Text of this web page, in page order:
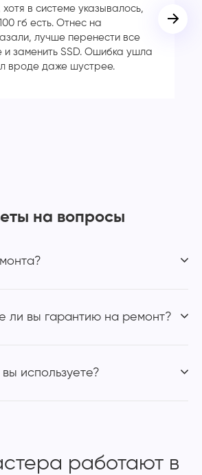
в системе указывалось,
гб есть. Отнес на
лучше перенести все
заменить SSD. Ошибка ушла
вроде даже шустрее.
на вопросы
ли вы гарантию на ремонт?
используете?
работают в